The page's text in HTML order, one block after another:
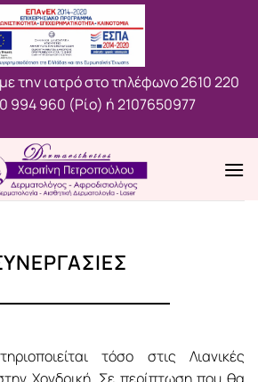
την ιατρό στο τηλέφωνο2610 220
994 960 (Ρίο) ή2107650977
τόσο στις Λιανικές